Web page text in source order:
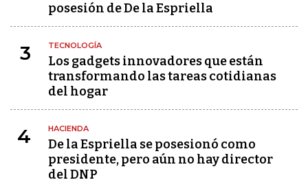
posesión de De la Espriella
3 TECNOLOGÍA
Los gadgets innovadores que están
transformando las tareas cotidianas
del hogar
4 HACIENDA
De la Espriella se posesionó como
presidente, pero aún no hay director
del DNP